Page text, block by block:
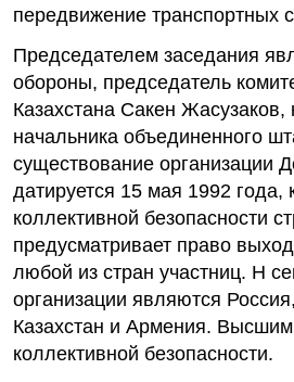
передвижение транспортных
Председателем заседания
обороны, председатель
Казахстана Сакен
начальника объединенного
существование организации
датируется 15 мая 1992
коллективной безопасности
предусматривает право
любой из стран участниц. Н
организации являются
Казахстан и Армения.
коллективной безопасности.